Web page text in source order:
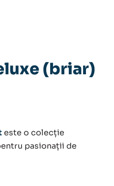
(briar)
este o colecție
pasionații de